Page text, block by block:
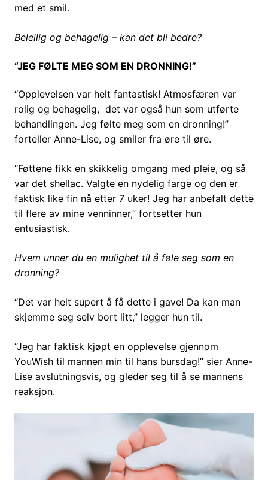
med et smil.
Beleilig og behagelig – kan det bli bedre?
“JEG FØLTE MEG SOM EN DRONNING!”
“Opplevelsen var helt fantastisk! Atmosfæren var
rolig og behagelig, det var også hun som utførte
behandlingen. Jeg følte meg som en dronning!”
forteller Anne-Lise, og smiler fra øre til øre.
“Føttene fikk en skikkelig omgang med pleie, og så
var det shellac. Valgte en nydelig farge og den er
faktisk like fin nå etter 7 uker! Jeg har anbefalt dette
til flere av mine venninner,” fortsetter hun
entusiastisk.
Hvem unner du en mulighet til å føle seg som en
dronning?
“Det var helt supert å få dette i gave! Da kan man
skjemme seg selv bort litt,” legger hun til.
“Jeg har faktisk kjøpt en opplevelse gjennom
YouWish til mannen min til hans bursdag!” sier Anne-
Lise avslutningsvis, og gleder seg til å se mannens
reaksjon.